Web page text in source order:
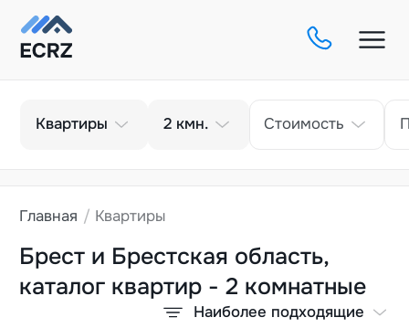
Тип
Квартиры Кол-во комнат
2 кмн. Стоимость
Главная Квартиры
Брест и Брестская область,
каталог квартир - 2 комнатные
Наиболее подходящие